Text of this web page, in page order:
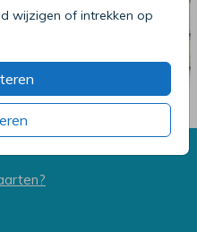
wijzigen of intrekken op